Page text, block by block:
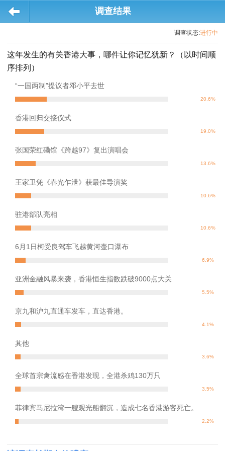
调查结果
调查状态:进行中
这年发生的有关香港大事，哪件让你记忆犹新？（以时间顺
序排列）
“一国两制”提议者邓小平去世
20.6%
香港回归交接仪式
19.0%
张国荣红磡馆《跨越97》复出演唱会
13.6%
王家卫凭《春光乍泄》获最佳导演奖
10.6%
驻港部队亮相
10.6%
6月1日柯受良驾车飞越黄河壶口瀑布
6.9%
亚洲金融风暴来袭，香港恒生指数跌破9000点大关
5.5%
京九和沪九直通车发车，直达香港。
4.1%
其他
3.6%
全球首宗禽流感在香港发现，全港杀鸡130万只
3.5%
菲律宾马尼拉湾一艘观光船翻沉，造成七名香港游客死亡。
2.2%